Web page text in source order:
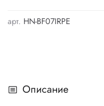
арт. HN-BF07IRPE
Описание